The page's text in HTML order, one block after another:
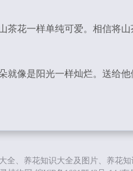
茶花一样单纯可爱。相信将
就像是阳光一样灿烂。送给
全、养花知识大全及图片、养花